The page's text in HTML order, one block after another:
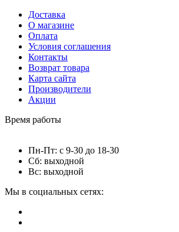
Доставка
О магазине
Оплата
Условия соглашения
Контакты
Возврат товара
Карта сайта
Производители
Акции
Время работы
Пн-Пт: с 9-30 до 18-30
Сб: выходной
Вс: выходной
Мы в социальных сетях: